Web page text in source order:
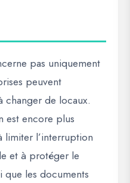
pas uniquement
peuvent
changer de locaux.
est encore plus
limiter l’interruption
et à protéger le
que les documents